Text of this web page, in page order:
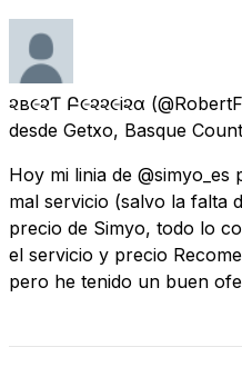
૨ѳв૯૨Ƭѳ Բ૯૨૨૯i૨α
desde Getxo, Basque
Hoy mi linia de
mal servicio (salvo la falta
precio de Simyo, todo lo
el servicio y precio
pero he tenido un buen